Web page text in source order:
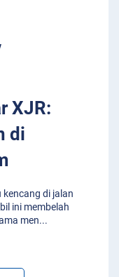
XJR:
di
kencang di jalan
ini membelah
men...